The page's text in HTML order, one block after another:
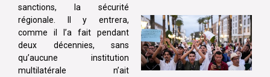
sanctions, la sécurité
régionale. Il y entrera,
comme il l’a fait pendant
deux décennies, sans
qu’aucune institution
multilatérale n’ait